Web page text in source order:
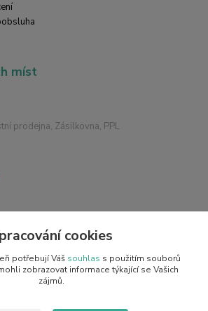
míst
prodejna, Zásilkovna, PPL
7 cookies
potřebují Váš souhlas s použitím souborů
zobrazovat informace týkající se Vašich
zájmů.